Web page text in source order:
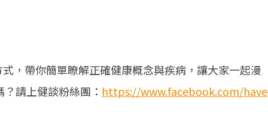
，帶你簡單瞭解正確健康概念與疾病，讓大家一起漫
請上健談粉絲團： https://www.facebook.com/have